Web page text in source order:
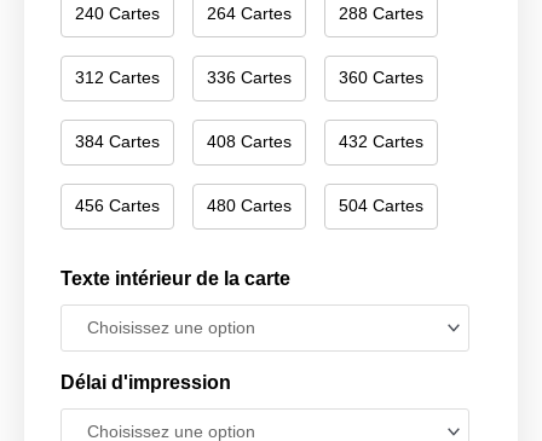
240 Cartes 264 Cartes 288 Cartes
312 Cartes 336 Cartes 360 Cartes
384 Cartes 408 Cartes 432 Cartes
456 Cartes 480 Cartes 504 Cartes
Texte intérieur de la carte
Délai d'impression